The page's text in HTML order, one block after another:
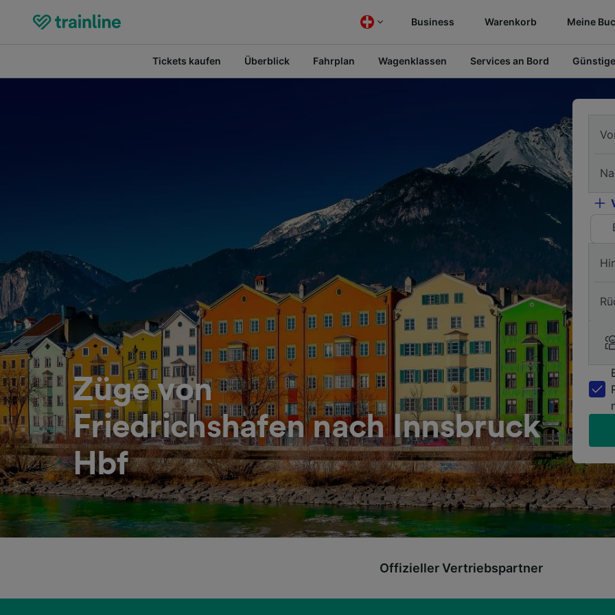
Business Warenkorb Meine
Tickets kaufen Überblick Fahrplan Wagenklassen Services an Bord
Züge von
Friedrichshafen nach Innsbruck
Hbf
Offizieller Vertriebspartner